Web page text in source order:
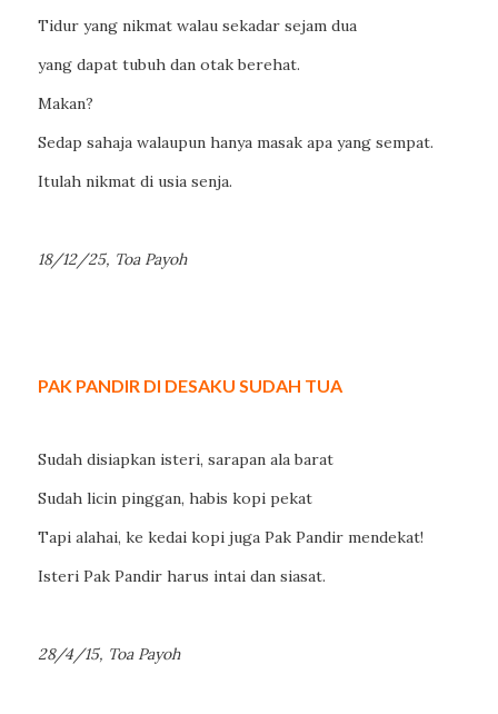
Tidur yang nikmat walau sekadar sejam dua
yang dapat tubuh dan otak berehat.
Makan?
Sedap sahaja walaupun hanya masak apa yang sempat.
Itulah nikmat di usia senja.
18/12/25, Toa Payoh
PAK PANDIR DI DESAKU SUDAH TUA
Sudah disiapkan isteri, sarapan ala barat
Sudah licin pinggan, habis kopi pekat
Tapi alahai, ke kedai kopi juga Pak Pandir mendekat!
Isteri Pak Pandir harus intai dan siasat.
28/4/15, Toa Payoh